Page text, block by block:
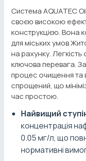
Система AQUATEC
своєю високою
конструкцією. Вона
для міських умов
на рахунку.
ключова перевага.
процес очищення та
спрощений, що
час простою.
Найвищий
концентрація
0.05 мг/л, що
нормативні